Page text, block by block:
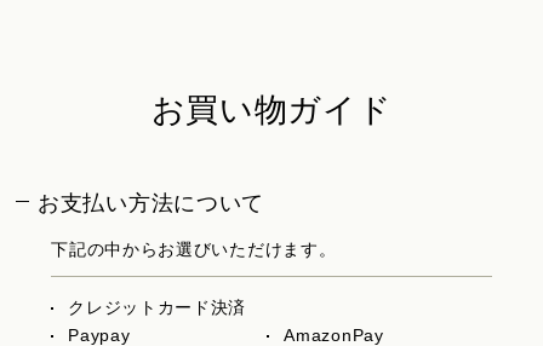
お買い物ガイド
お支払い方法について
下記の中からお選びいただけます。
クレジットカード決済
Paypay
AmazonPay